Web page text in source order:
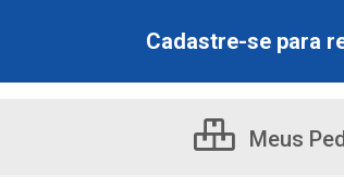
Cadastre-se para
Meus